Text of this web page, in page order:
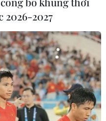
2026-2027